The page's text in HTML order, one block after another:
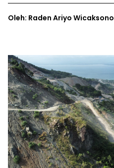
Oleh: Raden Ariyo Wicaksono